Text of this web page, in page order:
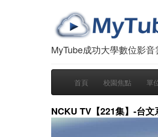
MyTube成功大學數位影音
首頁 校園焦點 單
NCKU TV【221集】-台文